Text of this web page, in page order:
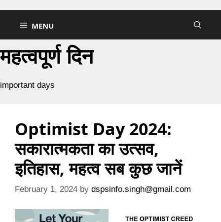
content MENU
महत्वपूर्ण दिन
important days
Optimist Day 2024:
सकारात्मकता का उत्सव,
इतिहास, महत्व सब कुछ जानें
February 1, 2024 by dspsinfo.singh@gmail.com